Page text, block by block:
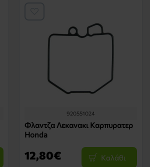
920551024
Φλαντζα Λεκανακι Καρπυρατερ
Honda
12,80€ Καλάθι